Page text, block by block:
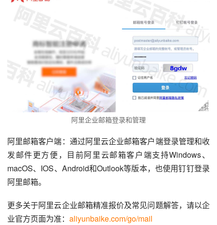
阿里企业邮箱登录和管理
阿里邮箱客户端：通过阿里云企业邮箱客户端登录管理和收
发邮件更方便，目前阿里云邮箱客户端支持Windows、
macOS、IOS、Android和Outlook等版本，也使用钉钉登录
阿里邮箱。
更多关于阿里云企业邮箱精准报价及常见问题解答，请以企
业官方页面为准： aliyunbaike.com/go/mail